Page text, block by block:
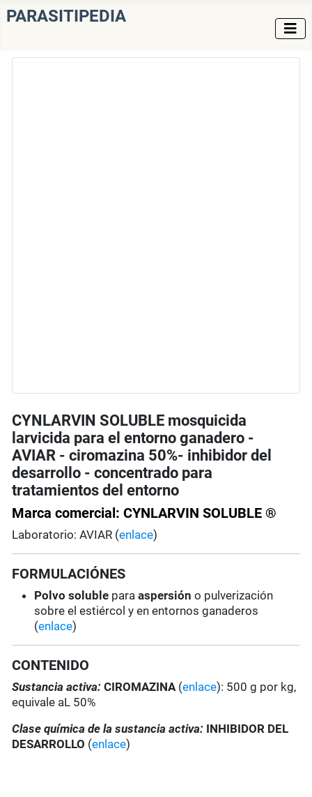
PARASITIPEDIA
CYNLARVIN SOLUBLE mosquicida
larvicida para el entorno ganadero -
AVIAR - ciromazina 50%- inhibidor del
desarrollo - concentrado para
tratamientos del entorno
Marca comercial: CYNLARVIN SOLUBLE ®
Laboratorio: AVIAR (enlace)
FORMULACIÓNES
Polvo soluble paraaspersión o pulverización
sobre el estiércol y en entornos ganaderos
(enlace)
CONTENIDO
Sustancia activa:CIROMAZINA (enlace): 500 g por kg,
equivale aL 50%
Clase química de la sustancia activa: INHIBIDOR DEL
DESARROLLO (enlace)